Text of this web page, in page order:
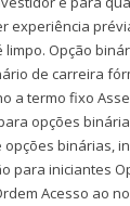
experiência
limpo. Opção
de carreira
a termo fixo
opções
opções binárias,
para iniciantes
Acesso ao